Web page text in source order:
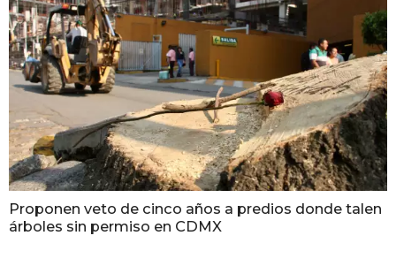
Proponen veto de cinco años a predios donde talen
árboles sin permiso en CDMX